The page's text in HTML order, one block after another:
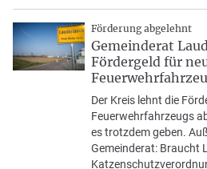
Förderung abgelehnt
Gemeinderat
Fördergeld für
Der Kreis lehnt die
Feuerwehrfahrzeugs
es trotzdem geben.
Gemeinderat: Braucht